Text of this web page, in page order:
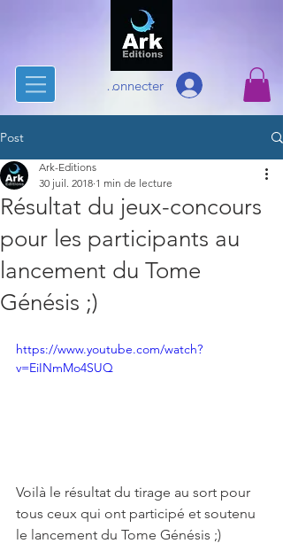
Se connecter
Post
Résultat du jeux-concours
pour les participants au
lancement du Tome
Génésis ;)
Ark-Editions
30 juil. 2018 1 min de lecture
https://www.youtube.com/watch?
v=EiINmMo4SUQ
Voilà le résultat du tirage au sort pour
tous ceux qui ont participé et soutenu
le lancement du Tome Génésis ;)